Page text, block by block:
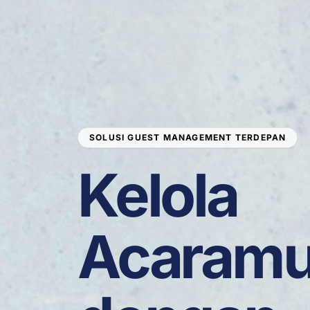
SOLUSI GUEST MANAGEMENT TERDEPAN
Kelola